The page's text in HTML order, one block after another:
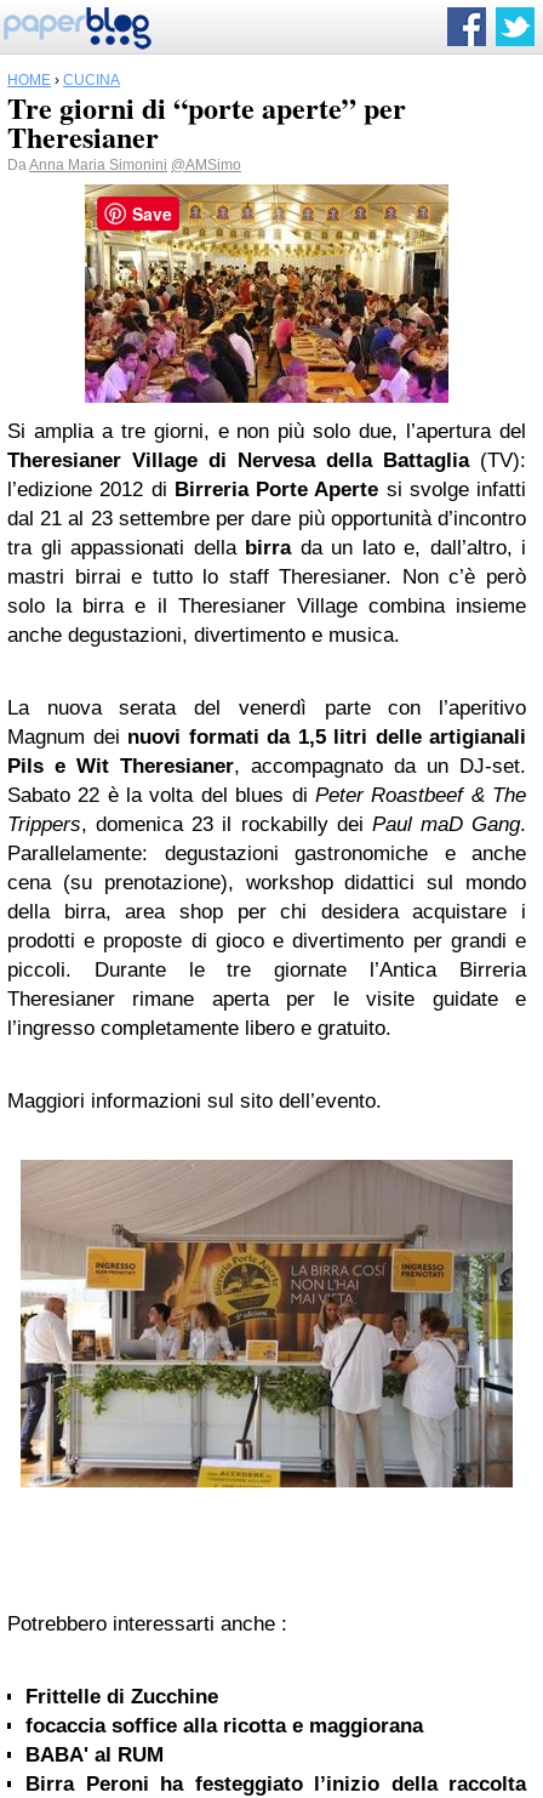
HOME › CUCINA
Tre giorni di “porte aperte” per
Theresianer
DaAnna Maria Simonini @AMSimo
Si amplia a tre giorni, e non più solo due, l’apertura del
Theresianer Village di Nervesa della Battaglia(TV):
l’edizione 2012 di Birreria Porte Aperte si svolge infatti
dal 21 al 23 settembre per dare più opportunità d’incontro
tra gli appassionati della birrada un lato e, dall’altro, i
mastri birrai e tutto lo staff Theresianer. Non c’è però
solo la birra e il Theresianer Village combina insieme
anche degustazioni, divertimento e musica.
La nuova serata del venerdì parte con l’aperitivo
Magnum dei nuovi formati da 1,5 litri delle artigianali
Pils e Wit Theresianer, accompagnato da un DJ-set.
Sabato 22 è la volta del blues di Peter Roastbeef & The
Trippers, domenica 23 il rockabilly dei Paul maD Gang.
Parallelamente: degustazioni gastronomiche e anche
cena (su prenotazione), workshop didattici sul mondo
della birra, area shop per chi desidera acquistare i
prodotti e proposte di gioco e divertimento per grandi e
piccoli. Durante le tre giornate l’Antica Birreria
Theresianer rimane aperta per le visite guidate e
l’ingresso completamente libero e gratuito.
Maggiori informazioni sul sito dell’evento.
Potrebbero interessarti anche :
Frittelle di Zucchine
focaccia soffice alla ricotta e maggiorana
BABA' al RUM
Birra Peroni ha festeggiato l’inizio della raccolta
Save